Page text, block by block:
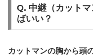
Q. 中継（カット
ばいい？
カットマンの胸から頭